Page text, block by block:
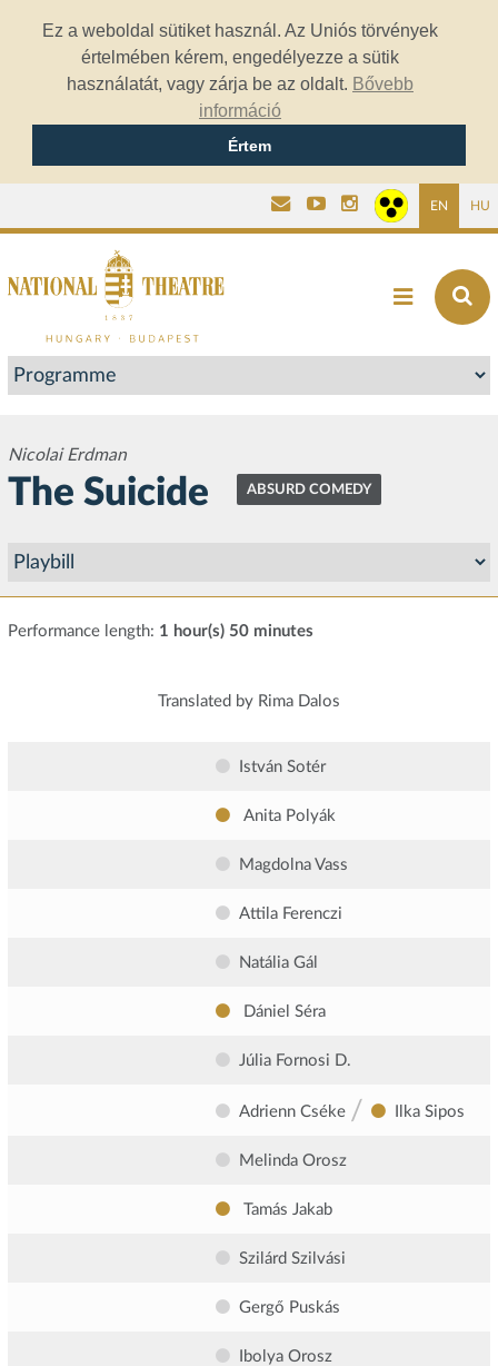
Ez a weboldal sütiket használ. Az Uniós törvények
értelmében kérem, engedélyezze a sütik
használatát, vagy zárja be az oldalt. Bővebb
információ
Értem
EN HU
Nicolai Erdman
The Suicide ABSURD COMEDY
Performance length: 1 hour(s) 50 minutes
Translated by Rima Dalos
István Sotér
Anita Polyák
Magdolna Vass
Attila Ferenczi
Natália Gál
Dániel Séra
Júlia Fornosi D.
Adrienn Cséke / Ilka Sipos
Melinda Orosz
Tamás Jakab
Szilárd Szilvási
Gergő Puskás
Ibolya Orosz